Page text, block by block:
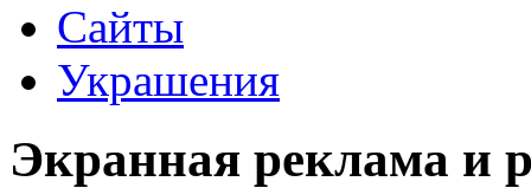
Сайты
Украшения
Экранная реклама и